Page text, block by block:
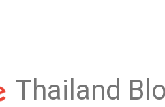
Thailand